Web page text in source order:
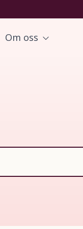
Om oss